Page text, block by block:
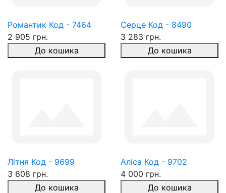
Романтик Код - 7464
2 905 грн.
До кошика
Серце Код - 8490
3 283 грн.
До кошика
Літня Код - 9699
3 608 грн.
До кошика
Аліса Код - 9702
4 000 грн.
До кошика